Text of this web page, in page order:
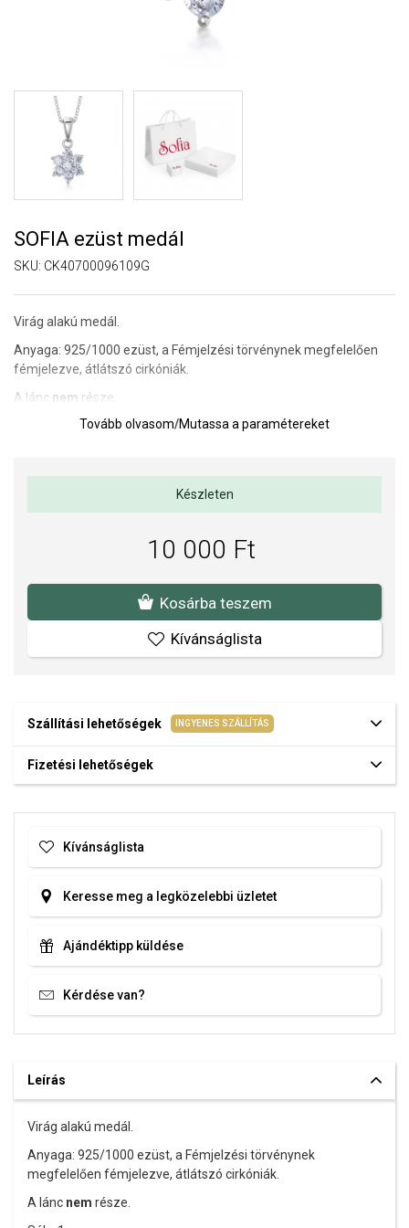
SOFIA ezüst medál
SKU: CK40700096109G
Virág alakú medál.
Anyaga: 925/1000 ezüst, a Fémjelzési törvénynek megfelelően
fémjelezve, átlátszó cirkóniák.
A lánc nem része.
Az anyagok és a kivitelezés minősége elsőrendű számunkra.
Felületkezelésünk, drágaköveink és gyöngyeink beépítése
Tovább olvasom/Mutassa a paramétereket
Készleten
10 000 Ft
Kosárba teszem
Kívánságlista
Szállítási lehetőségek INGYENES SZÁLLÍTÁS
Fizetési lehetőségek
Kívánságlista
Keresse meg a legközelebbi üzletet
Ajándéktipp küldése
Kérdése van?
Leírás
Virág alakú medál.
Anyaga: 925/1000 ezüst, a Fémjelzési törvénynek
megfelelően fémjelezve, átlátszó cirkóniák.
A lánc nem része.